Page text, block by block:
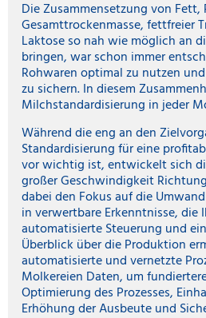
Die Zusammensetzung von Fett,
Gesamttrockenmasse, fettfreier
Laktose so nah wie möglich an
bringen, war schon immer
Rohwaren optimal zu nutzen
zu sichern. In diesem
Milchstandardisierung in jeder
Während die eng an den
Standardisierung für eine
vor wichtig ist, entwickelt sich
großer Geschwindigkeit
dabei den Fokus auf die
in verwertbare Erkenntnisse, die
automatisierte Steuerung und
Überblick über die Produktion
automatisierte und vernetzte
Molkereien Daten, um
Optimierung des Prozesses,
Erhöhung der Ausbeute und